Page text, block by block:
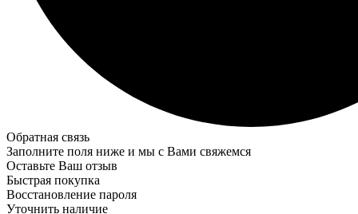
Обратная связь
Заполните поля ниже и мы с Вами свяжемся
Оставьте Ваш отзыв
Быстрая покупка
Восстановление пароля
Уточнить наличие